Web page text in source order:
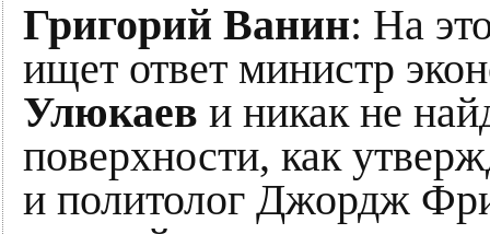
Григорий Ванин: На
ищет ответ министр
Улюкаев и никак не
поверхности, как
и политолог Джордж